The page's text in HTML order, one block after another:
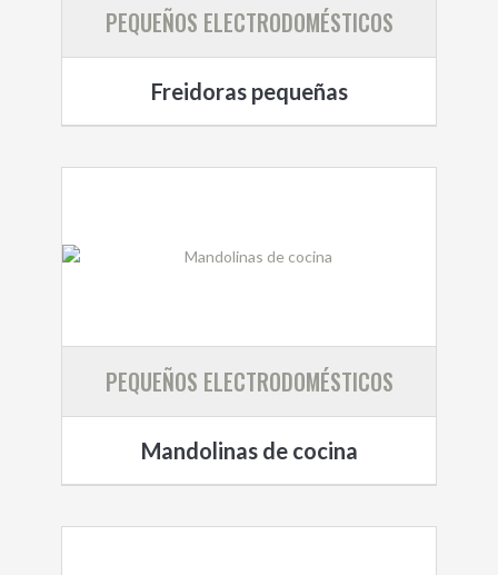
PEQUEÑOS ELECTRODOMÉSTICOS
Freidoras pequeñas
PEQUEÑOS ELECTRODOMÉSTICOS
Mandolinas de cocina